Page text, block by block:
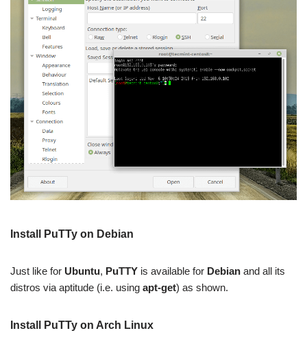
Install PuTTy on Debian
Just like for Ubuntu, PuTTY is available for Debian and all its
distros via aptitude (i.e. using apt-get) as shown.
Install PuTTy on Arch Linux